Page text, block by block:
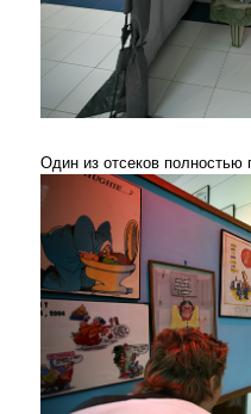
Один из отсеков